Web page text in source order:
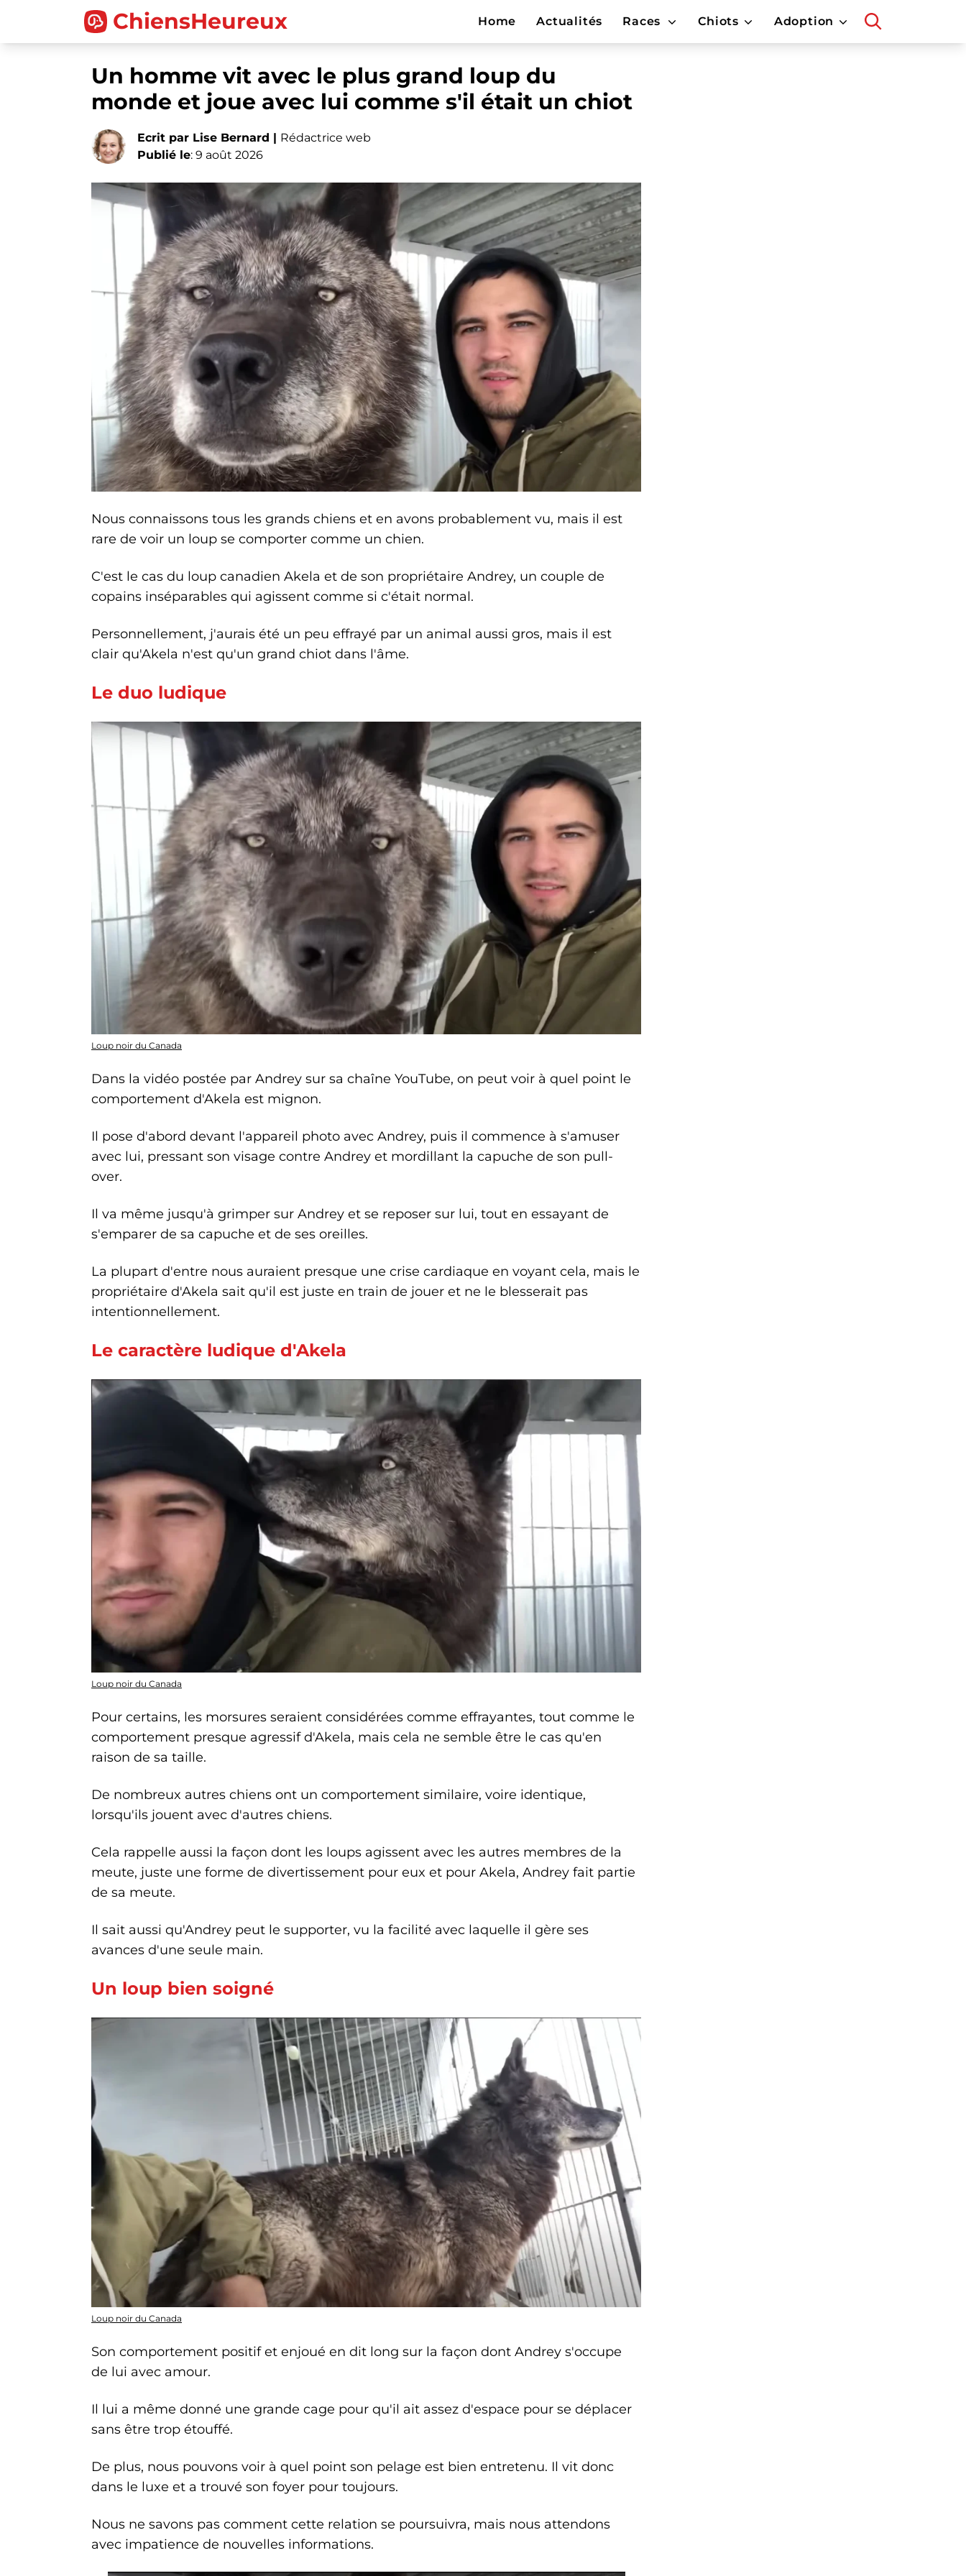
ChiensHeureux Home Actualités Races Chiots Adoption
Un homme vit avec le plus grand loup du
monde et joue avec lui comme s'il était un chiot
Ecrit par Lise Bernard | Rédactrice web
Publié le: 9 août 2026
Nous connaissons tous les grands chiens et en avons probablement vu, mais il est
rare de voir un loup se comporter comme un chien.
C'est le cas du loup canadien Akela et de son propriétaire Andrey, un couple de
copains inséparables qui agissent comme si c'était normal.
Personnellement, j'aurais été un peu effrayé par un animal aussi gros, mais il est
clair qu'Akela n'est qu'un grand chiot dans l'âme.
Le duo ludique
Loup noir du Canada
Dans la vidéo postée par Andrey sur sa chaîne YouTube, on peut voir à quel point le
comportement d'Akela est mignon.
Il pose d'abord devant l'appareil photo avec Andrey, puis il commence à s'amuser
avec lui, pressant son visage contre Andrey et mordillant la capuche de son pull-
over.
Il va même jusqu'à grimper sur Andrey et se reposer sur lui, tout en essayant de
s'emparer de sa capuche et de ses oreilles.
La plupart d'entre nous auraient presque une crise cardiaque en voyant cela, mais le
propriétaire d'Akela sait qu'il est juste en train de jouer et ne le blesserait pas
intentionnellement.
Le caractère ludique d'Akela
Loup noir du Canada
Pour certains, les morsures seraient considérées comme effrayantes, tout comme le
comportement presque agressif d'Akela, mais cela ne semble être le cas qu'en
raison de sa taille.
De nombreux autres chiens ont un comportement similaire, voire identique,
lorsqu'ils jouent avec d'autres chiens.
Cela rappelle aussi la façon dont les loups agissent avec les autres membres de la
meute, juste une forme de divertissement pour eux et pour Akela, Andrey fait partie
de sa meute.
Il sait aussi qu'Andrey peut le supporter, vu la facilité avec laquelle il gère ses
avances d'une seule main.
Un loup bien soigné
Loup noir du Canada
Son comportement positif et enjoué en dit long sur la façon dont Andrey s'occupe
de lui avec amour.
Il lui a même donné une grande cage pour qu'il ait assez d'espace pour se déplacer
sans être trop étouffé.
De plus, nous pouvons voir à quel point son pelage est bien entretenu. Il vit donc
dans le luxe et a trouvé son foyer pour toujours.
Nous ne savons pas comment cette relation se poursuivra, mais nous attendons
avec impatience de nouvelles informations.